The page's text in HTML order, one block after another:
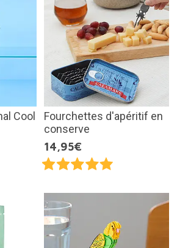
Cool
Fourchettes d'apéritif en
conserve
14,95€